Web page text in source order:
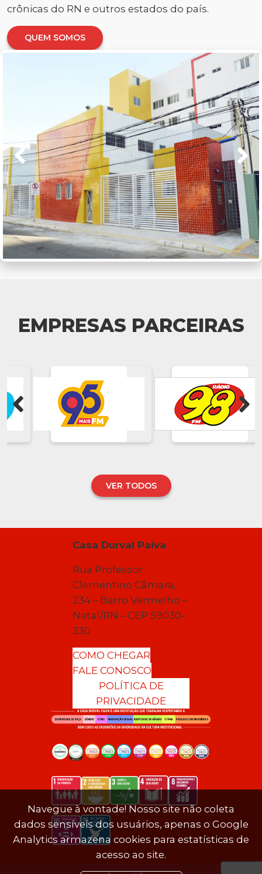
crônicas do RN e outros estados do país.
QUEM SOMOS
EMPRESAS PARCEIRAS
VER TODOS
Casa Durval Paiva
Rua Professor
Clementino Câmara,
234 – Barro Vermelho –
Natal/RN – CEP 59030-
330
COMO CHEGAR
FALE CONOSCO
POLÍTICA DE
PRIVACIDADE
Navegue à vontade! Nosso site não coleta
dados sensíveis dos usuários, apenas o Google
Analytics armazena cookies para estatísticas de
acesso ao site.